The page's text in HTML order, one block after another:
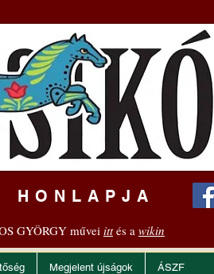
GYÖRGY művei ittés a wikin
Megjelent újságok ÁSZF